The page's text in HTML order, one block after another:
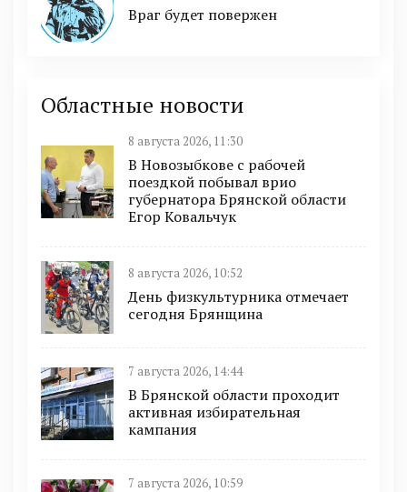
Враг будет повержен
Областные новости
8 августа 2026, 11:30
В Новозыбкове с рабочей
поездкой побывал врио
губернатора Брянской области
Егор Ковальчук
8 августа 2026, 10:52
День физкультурника отмечает
сегодня Брянщина
7 августа 2026, 14:44
В Брянской области проходит
активная избирательная
кампания
7 августа 2026, 10:59